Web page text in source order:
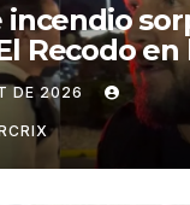
incendio
Recodo
DE 2026